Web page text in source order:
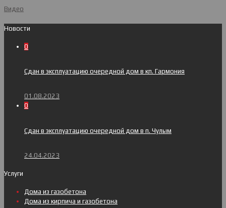
Видео
Новости
0
Сдан в эксплуатацию очередной дом в кп. Гармония
01.08.2023
0
Сдан в эксплуатацию очередной дом в п. Чулым
24.04.2023
Услуги
Дома из газобетона
Дома из кирпича и газобетона